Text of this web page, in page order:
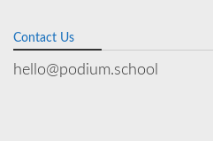
Contact Us
hello@podium.school